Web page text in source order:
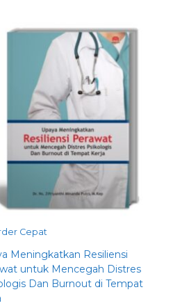
Cepat
Meningkatkan Resiliensi
untuk Mencegah Distres
Dan Burnout di Tempat